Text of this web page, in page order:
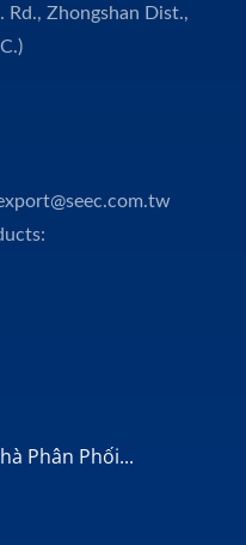
Rd., Zhongshan Dist.,
Phân Phối...